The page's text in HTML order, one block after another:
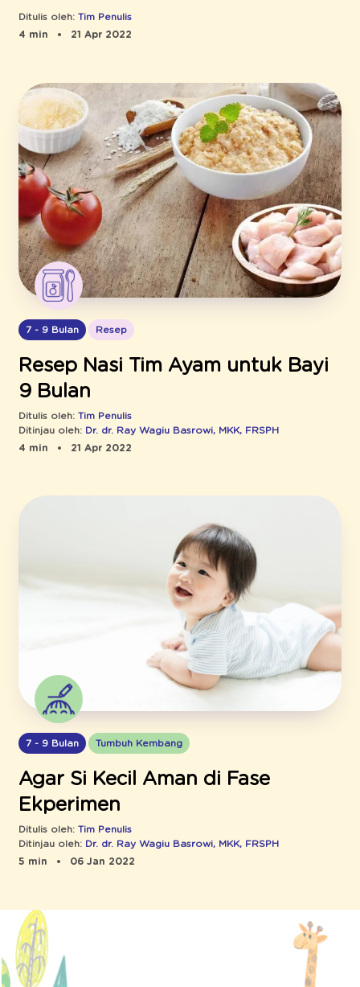
Ditulis oleh: Tim Penulis
4 min
21 Apr 2022
7 - 9 Bulan Resep
Resep Nasi Tim Ayam untuk Bayi
9 Bulan
Ditulis oleh: Tim Penulis
Ditinjau oleh: Dr. dr. Ray Wagiu Basrowi, MKK, FRSPH
4 min
21 Apr 2022
7 - 9 Bulan Tumbuh Kembang
Agar Si Kecil Aman di Fase
Ekperimen
Ditulis oleh: Tim Penulis
Ditinjau oleh: Dr. dr. Ray Wagiu Basrowi, MKK, FRSPH
5 min
06 Jan 2022